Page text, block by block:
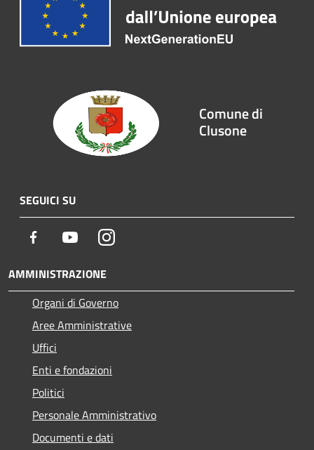
Comune di
Clusone
SEGUICI SU
Facebook YoutubeInstagram
AMMINISTRAZIONE
Organi di Governo
Aree Amministrative
Uffici
Enti e fondazioni
Politici
Personale Amministrativo
Documenti e dati